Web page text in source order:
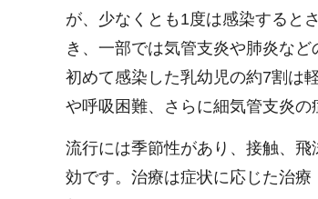
が、少なくとも1度は感染すると
き、一部では気管支炎や肺炎など
初めて感染した乳幼児の約7割は
や呼吸困難、さらに細気管支炎の
流行には季節性があり、接触、
効です。治療は症状に応じた治